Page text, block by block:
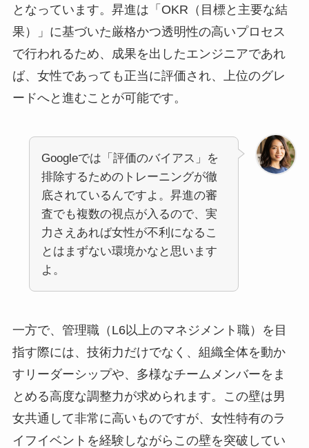
となっています。昇進は「OKR（目標と主要な結
果）」に基づいた厳格かつ透明性の高いプロセス
で行われるため、成果を出したエンジニアであれ
ば、女性であっても正当に評価され、上位のグレ
ードへと進むことが可能です。
Googleでは「評価のバイアス」を
排除するためのトレーニングが徹
底されているんですよ。昇進の審
査でも複数の視点が入るので、実
力さえあれば女性が不利になるこ
とはまずない環境かなと思います
よ。
一方で、管理職（L6以上のマネジメント職）を目
指す際には、技術力だけでなく、組織全体を動か
すリーダーシップや、多様なチームメンバーをま
とめる高度な調整力が求められます。この壁は男
女共通して非常に高いものですが、女性特有のラ
イフイベントを経験しながらこの壁を突破してい